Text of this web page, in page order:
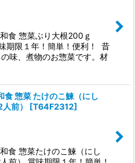
食 惣菜ぶり大根200ｇ
期限１年！簡単！便利！ 昔
味、煮物のお惣菜です。材
食 惣菜 たけのこ鰊（にし
前）
[T64F2312]
食 惣菜たけのこ鰊（にし